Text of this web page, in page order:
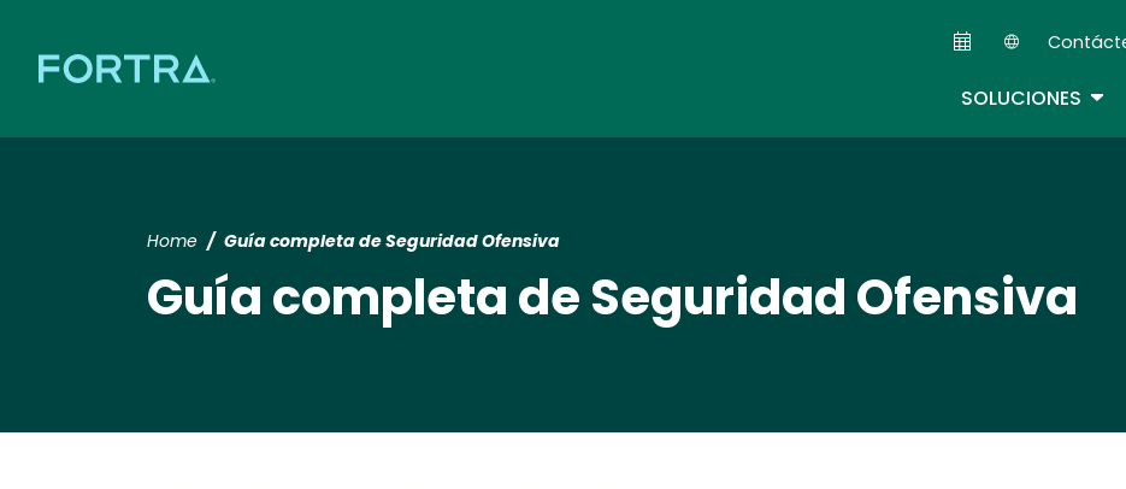
SOLUCIONES
Home Guía completa de Seguridad Ofensiva
Guía completa de Seguridad Ofensiva